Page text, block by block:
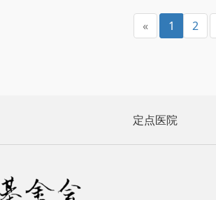
« 1 2
定点医院